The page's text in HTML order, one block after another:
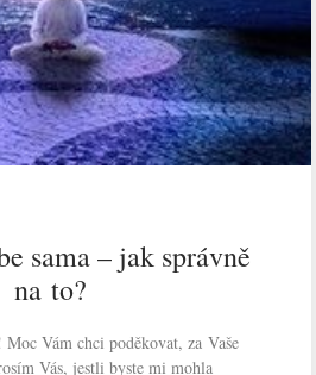
sama – jak správně
na to?
Vám chci poděkovat, za Vaše
Vás, jestli byste mi mohla